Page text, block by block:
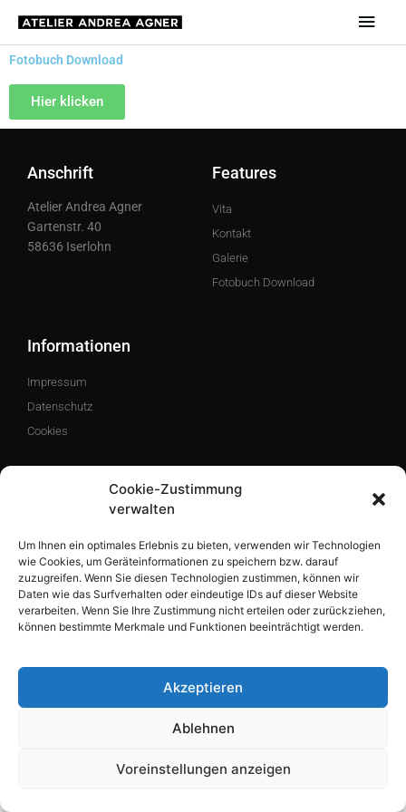
Cookie-Zustimmung
verwalten
Um Ihnen ein optimales Erlebnis zu bieten, verwenden wir Technologien
wie Cookies, um Geräteinformationen zu speichern bzw. darauf
zuzugreifen. Wenn Sie diesen Technologien zustimmen, können wir
Daten wie das Surfverhalten oder eindeutige IDs auf dieser Website
verarbeiten. Wenn Sie Ihre Zustimmung nicht erteilen oder zurückziehen,
können bestimmte Merkmale und Funktionen beeinträchtigt werden.
Akzeptieren
Ablehnen
Voreinstellungen anzeigen
Inhalt
springen
Fotobuch Download
Hier klicken
Anschrift
Atelier Andrea Agner
Gartenstr. 40
58636 Iserlohn
Features
Vita
Kontakt
Galerie
Fotobuch Download
Informationen
Impressum
Datenschutz
Cookies
Social Media
a
c
e
b
o
o
k
-
n
s
t
a
g
r
a
m
© 2026 Andrea Agner. Alle Rechte vorbehalten.